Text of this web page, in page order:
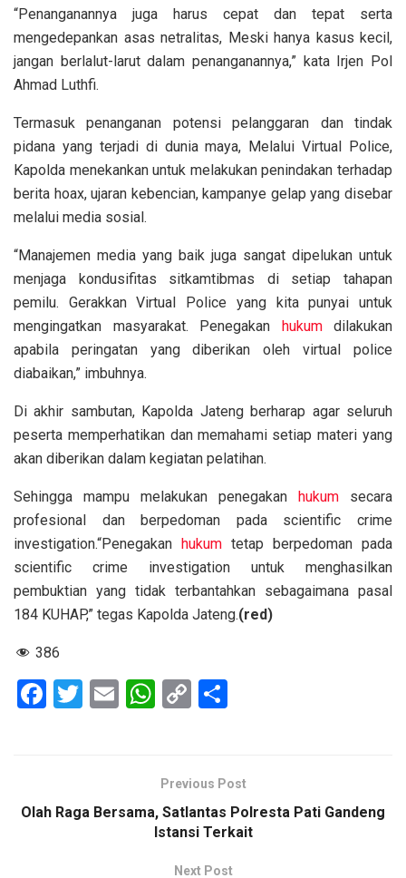
“Penanganannya juga harus cepat dan tepat serta
mengedepankan asas netralitas, Meski hanya kasus kecil,
jangan berlalut-larut dalam penanganannya,” kata Irjen Pol
Ahmad Luthfi.
Termasuk penanganan potensi pelanggaran dan tindak
pidana yang terjadi di dunia maya, Melalui Virtual Police,
Kapolda menekankan untuk melakukan penindakan terhadap
berita hoax, ujaran kebencian, kampanye gelap yang disebar
melalui media sosial.
“Manajemen media yang baik juga sangat dipelukan untuk
menjaga kondusifitas sitkamtibmas di setiap tahapan
pemilu. Gerakkan Virtual Police yang kita punyai untuk
mengingatkan masyarakat. Penegakan hukumdilakukan
apabila peringatan yang diberikan oleh virtual police
diabaikan,” imbuhnya.
Di akhir sambutan, Kapolda Jateng berharap agar seluruh
peserta memperhatikan dan memahami setiap materi yang
akan diberikan dalam kegiatan pelatihan.
Sehingga mampu melakukan penegakan hukum secara
profesional dan berpedoman pada scientific crime
investigation.“Penegakan hukum tetap berpedoman pada
scientific crime investigation untuk menghasilkan
pembuktian yang tidak terbantahkan sebagaimana pasal
184 KUHAP,” tegas Kapolda Jateng.(red)
386
F
o
T
E
W
s
A
p
C
Li
n
k
e
Previous Post
Olah Raga Bersama, Satlantas Polresta Pati Gandeng
Istansi Terkait
Next Post